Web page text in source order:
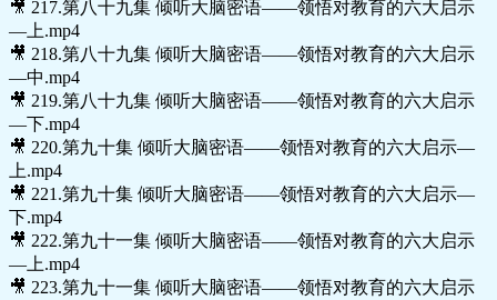
🎥 217.第八十九集 倾听大脑密语——领悟对教育的六大启示
—上.mp4
🎥 218.第八十九集 倾听大脑密语——领悟对教育的六大启示
—中.mp4
🎥 219.第八十九集 倾听大脑密语——领悟对教育的六大启示
—下.mp4
🎥 220.第九十集 倾听大脑密语——领悟对教育的六大启示—
上.mp4
🎥 221.第九十集 倾听大脑密语——领悟对教育的六大启示—
下.mp4
🎥 222.第九十一集 倾听大脑密语——领悟对教育的六大启示
—上.mp4
🎥 223.第九十一集 倾听大脑密语——领悟对教育的六大启示